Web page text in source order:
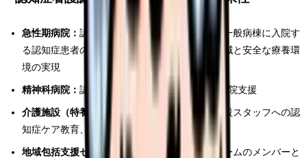
急性期病院： 認知症ケアチームの中核として、一般病棟に入院す
る認知症患者のケアの質を向上。身体拘束の低減と安全な療養環
境の実現
精神科病院： 認知症専門病棟でのBPSD管理と退院支援
介護施設（特養・老健・グループホーム）：
施設スタッフへの認
知症ケア教育、ケアプランへの助言
地域包括支援センター：
認知症初期集中支援チームのメンバーと